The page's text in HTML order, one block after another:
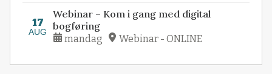
17
AUG
Webinar – Kom i gang med digital
bogføring
mandag Webinar - ONLINE